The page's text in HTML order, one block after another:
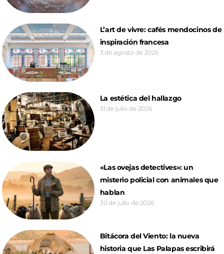
L’art de vivre: cafés mendocinos de
inspiración francesa
3 de agosto de 2026
La estética del hallazgo
31 de julio de 2026
«Las ovejas detectives»: un
misterio policial con animales que
hablan
30 de julio de 2026
Bitácora del Viento: la nueva
historia que Las Palapas escribirá